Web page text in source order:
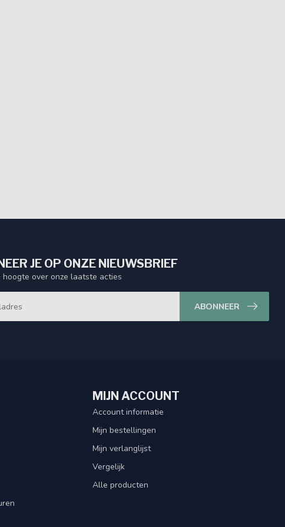
JE OP ONZE NIEUWSBRIEF
hoogte over onze laatste acties
ABONNEER
MIJN ACCOUNT
Account informatie
Mijn bestellingen
Mijn verlanglijst
Vergelijk
Alle producten